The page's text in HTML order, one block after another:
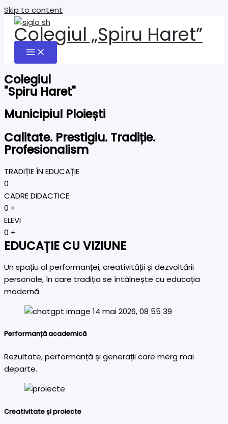
Skip to content
Colegiul „Spiru Haret”
Colegiul
"Spiru Haret"
Municipiul Ploiești
Calitate. Prestigiu. Tradiție.
Profesionalism
TRADIȚIE ÎN EDUCAȚIE
0
CADRE DIDACTICE
0 +
ELEVI
0 +
EDUCAȚIE CU VIZIUNE
Un spațiu al performanței, creativității și dezvoltării
personale, în care tradiția se întâlnește cu educația
modernă.
Performanță academică
Rezultate, performanță și generații care merg mai
departe.
Creativitate și proiecte